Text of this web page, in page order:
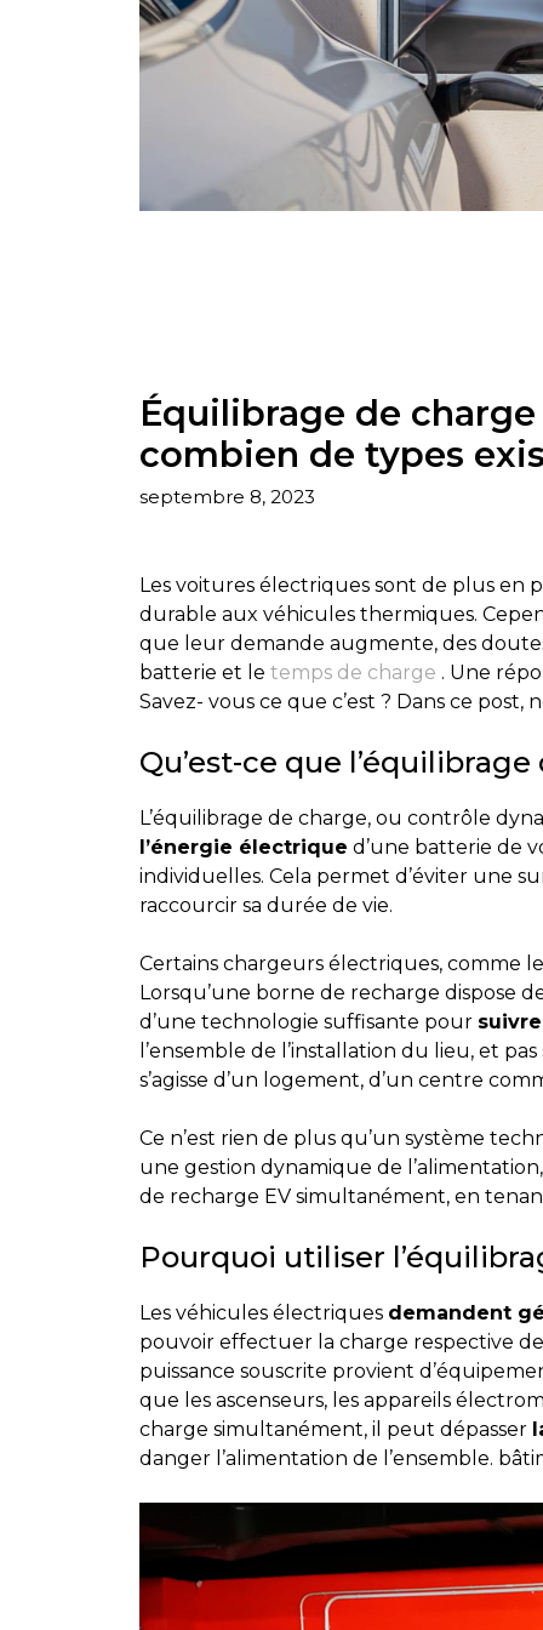
Équilibrage de charge
combien de types
septembre 8, 2023
Les voitures électriques sont de plus en
durable aux véhicules thermiques.
que leur demande augmente, des
batterie et le temps de charge . Une
Savez- vous ce que c’est ? Dans ce post,
Qu’est-ce que
L’équilibrage de charge, ou contrôle
l’énergie électrique d’une batterie de
individuelles. Cela permet d’éviter une
raccourcir sa durée de vie.
Certains chargeurs électriques, comme
Lorsqu’une borne de recharge dispose
d’une technologie suffisante pour
l’ensemble de l’installation du lieu, et
s’agisse d’un logement, d’un centre
Ce n’est rien de plus qu’un système
une gestion dynamique de
de recharge EV simultanément, en
Pourquoi utiliser
Les véhicules électriques demandent
pouvoir effectuer la charge respective
puissance souscrite provient
que les ascenseurs, les appareils
charge simultanément, il peut dépasser
danger l’alimentation de l’ensemble.